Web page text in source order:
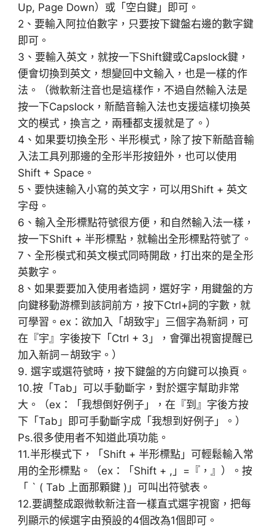
Up, Page Down）或「空白鍵」即可。
2、要輸入阿拉伯數字，只要按下鍵盤右邊的數字鍵
即可。
3、要輸入英文，就按一下Shift鍵或Capslock鍵，
便會切換到英文，想變回中文輸入，也是一樣的作
法。（微軟新注音也是這樣作，不過自然輸入法是
按一下Capslock，新酷音輸入法也支援這樣切換英
文的模式，換言之，兩種都支援就是了。）
4、如果要切換全形、半形模式，除了按下新酷音輸
入法工具列那邊的全形半形按鈕外，也可以使用
Shift + Space。
5、要快速輸入小寫的英文字，可以用Shift + 英文
字母。
6、輸入全形標點符號很方便，和自然輸入法一樣，
按一下Shift + 半形標點，就輸出全形標點符號了。
7、全形模式和英文模式同時開啟，打出來的是全形
英數字。
8、如果要要加入使用者造詞，選好字，用鍵盤的方
向鍵移動游標到該詞前方，按下Ctrl+詞的字數，就
可學習。ex：欲加入「胡致宇」三個字為新詞，可
在『宇』字後按下「Ctrl + 3」，會彈出視窗提醒已
加入新詞­－胡致宇。）
9. 選字或選符號時，按下鍵盤的方向鍵可以換頁。
10.按「Tab」可以手動斷字，對於選字幫助非常
大。（ex：「我想倒好例子」，在『到』字後方按
下「Tab」即可手動斷字成「我想到好例子」。）
Ps.很多使用者不知道此項功能。
11.半形模式下，「Shift + 半形標點」可輕鬆輸入常
用的全形標點。（ex：「Shift + ,」=『，』）。按
「 ` ( Tab 上面那顆鍵 )」可叫出符號表。
12.要調整成跟微軟新注音一樣直式選字視窗，把每
列顯示的候選字由預設的4個改為1個即可。